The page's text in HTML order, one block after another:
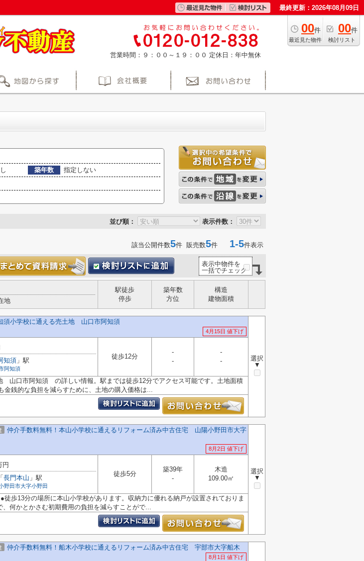
最終更新：2026年08月09日
00件
最近見た物件
00件
検討リスト
営業時間：９：００～１９：００ 定休日：年中無休
築年数
指定しない
並び順： 表示件数：
該当公開件数5件 販売数5件 1-5件表示
表示中物件を
一括でチェック
地
駅徒歩
停歩
築年数
方位
構造
建物面積
須小学校に通える売土地 山口市阿知須
4月15日 値下げ
選択
▼
知須 」駅
阿知須
徒歩12分
-
-
-
-
山口市阿知須 の詳しい情報。駅までは徒歩12分でアクセス可能です。土地面積
金銭的な負担を減らすために、土地の購入価格は...
仲介手数料無料！本山小学校に通えるリフォーム済み中古住宅 山陽小野田市大字
8月2日 値下げ
選択
▼
円
「 長門本山 」駅
野田市大字小野田
徒歩5分
築39年
-
木造
109.00㎡
徒歩13分の場所に本山小学校があります。収納力に優れる納戸が設置されておりま
何かとかさむ初期費用の負担を減らすことがで...
仲介手数料無料！船木小学校に通えるリフォーム済み中古住宅 宇部市大字船木
8月1日 値下げ